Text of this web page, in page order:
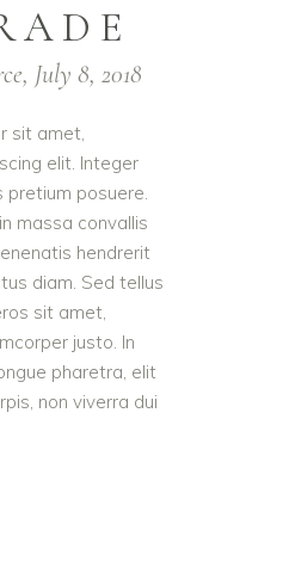
July 8, 2018
sit amet,
elit. Integer
pretium posuere.
massa convallis
hendrerit
diam. Sed tellus
sit amet,
justo. In
pharetra, elit
non viverra dui